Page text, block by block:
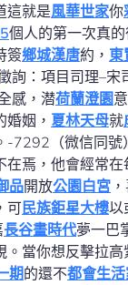
這就是風華世家你
個人的第一次真
簽鄉城漢唐約， 東
詢：項目司理–宋
感，潜荷蘭澄園
婚姻， 夏林天母就
-7292（微信同號
在焉，他會經常在
品開放公園白宮
可民族鉅星大樓以
長谷畫時代夢一巴
。當你想反擊拉高
期的還不都會生